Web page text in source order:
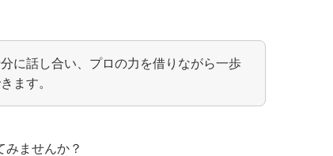
に話し合い、プロの力を借りながら一歩
ます。
みませんか？